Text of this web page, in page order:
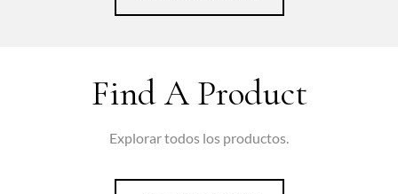
Find A Product
Explorar todos los productos.